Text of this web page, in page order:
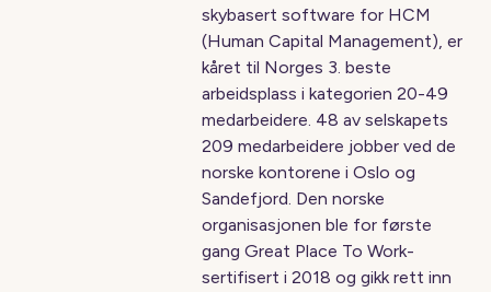
skybasert software for HCM
(Human Capital Management), er
kåret til Norges 3. beste
arbeidsplass i kategorien 20-49
medarbeidere. 48 av selskapets
209 medarbeidere jobber ved de
norske kontorene i Oslo og
Sandefjord. Den norske
organisasjonen ble for første
gang Great Place To Work-
sertifisert i 2018 og gikk rett inn